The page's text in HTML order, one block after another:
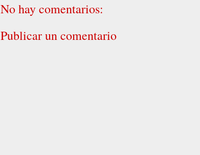
No hay comentarios:
Publicar un comentario